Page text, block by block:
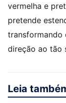
vermelha e
pretende
transformando
direção ao tão
Leia